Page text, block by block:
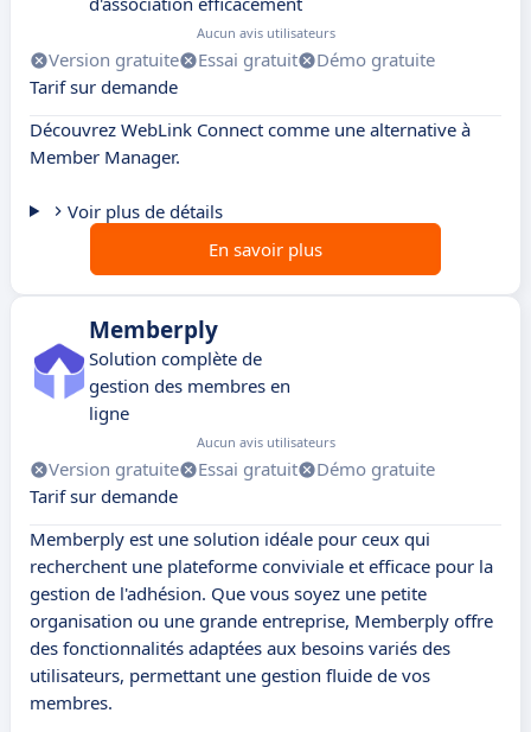
Aucun avis utilisateurs
Version gratuite Essai gratuit
Démo gratuite
Tarif sur demande
Découvrez WebLink Connect comme une alternative à
Member Manager.
Voir plus de détails
En savoir plus
Memberply
Solution complète de
gestion des membres en
ligne
Aucun avis utilisateurs
Version gratuite Essai gratuit
Démo gratuite
Tarif sur demande
Memberply est une solution idéale pour ceux qui
recherchent une plateforme conviviale et efficace pour la
gestion de l'adhésion. Que vous soyez une petite
organisation ou une grande entreprise, Memberply offre
des fonctionnalités adaptées aux besoins variés des
utilisateurs, permettant une gestion fluide de vos
membres.